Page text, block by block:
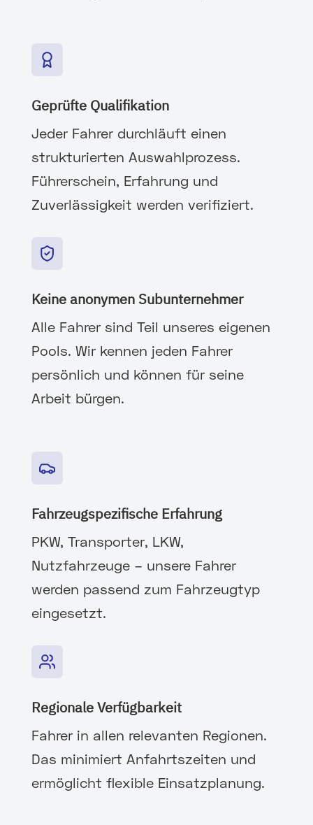
Geprüfte Qualifikation
Jeder Fahrer durchläuft einen
strukturierten Auswahlprozess.
Führerschein, Erfahrung und
Zuverlässigkeit werden verifiziert.
Keine anonymen Subunternehmer
Alle Fahrer sind Teil unseres eigenen
Pools. Wir kennen jeden Fahrer
persönlich und können für seine
Arbeit bürgen.
Fahrzeugspezifische Erfahrung
PKW, Transporter, LKW,
Nutzfahrzeuge – unsere Fahrer
werden passend zum Fahrzeugtyp
eingesetzt.
Regionale Verfügbarkeit
Fahrer in allen relevanten Regionen.
Das minimiert Anfahrtszeiten und
ermöglicht flexible Einsatzplanung.